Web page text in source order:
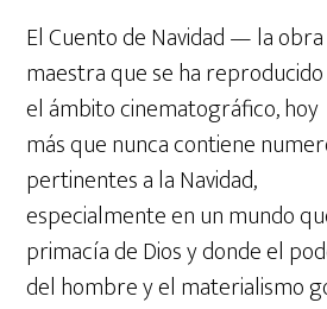
El Cuento de Navidad — la
maestra que se ha
el ámbito cinematográfico, hoy
más que nunca contiene
pertinentes a la Navidad,
especialmente en un mundo
primacía de Dios y donde el
del hombre y el materialismo